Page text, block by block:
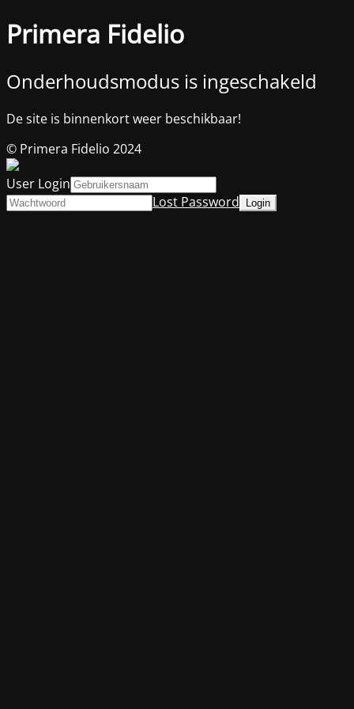
Primera Fidelio
Onderhoudsmodus is ingeschakeld
De site is binnenkort weer beschikbaar!
© Primera Fidelio 2024
User Login
Lost Password